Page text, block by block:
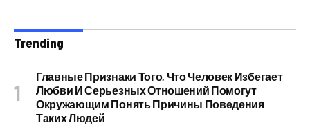
Trending
Главные Признаки Того, Что Человек Избегает
Любви И Серьезных Отношений Помогут
Окружающим Понять Причины Поведения
Таких Людей